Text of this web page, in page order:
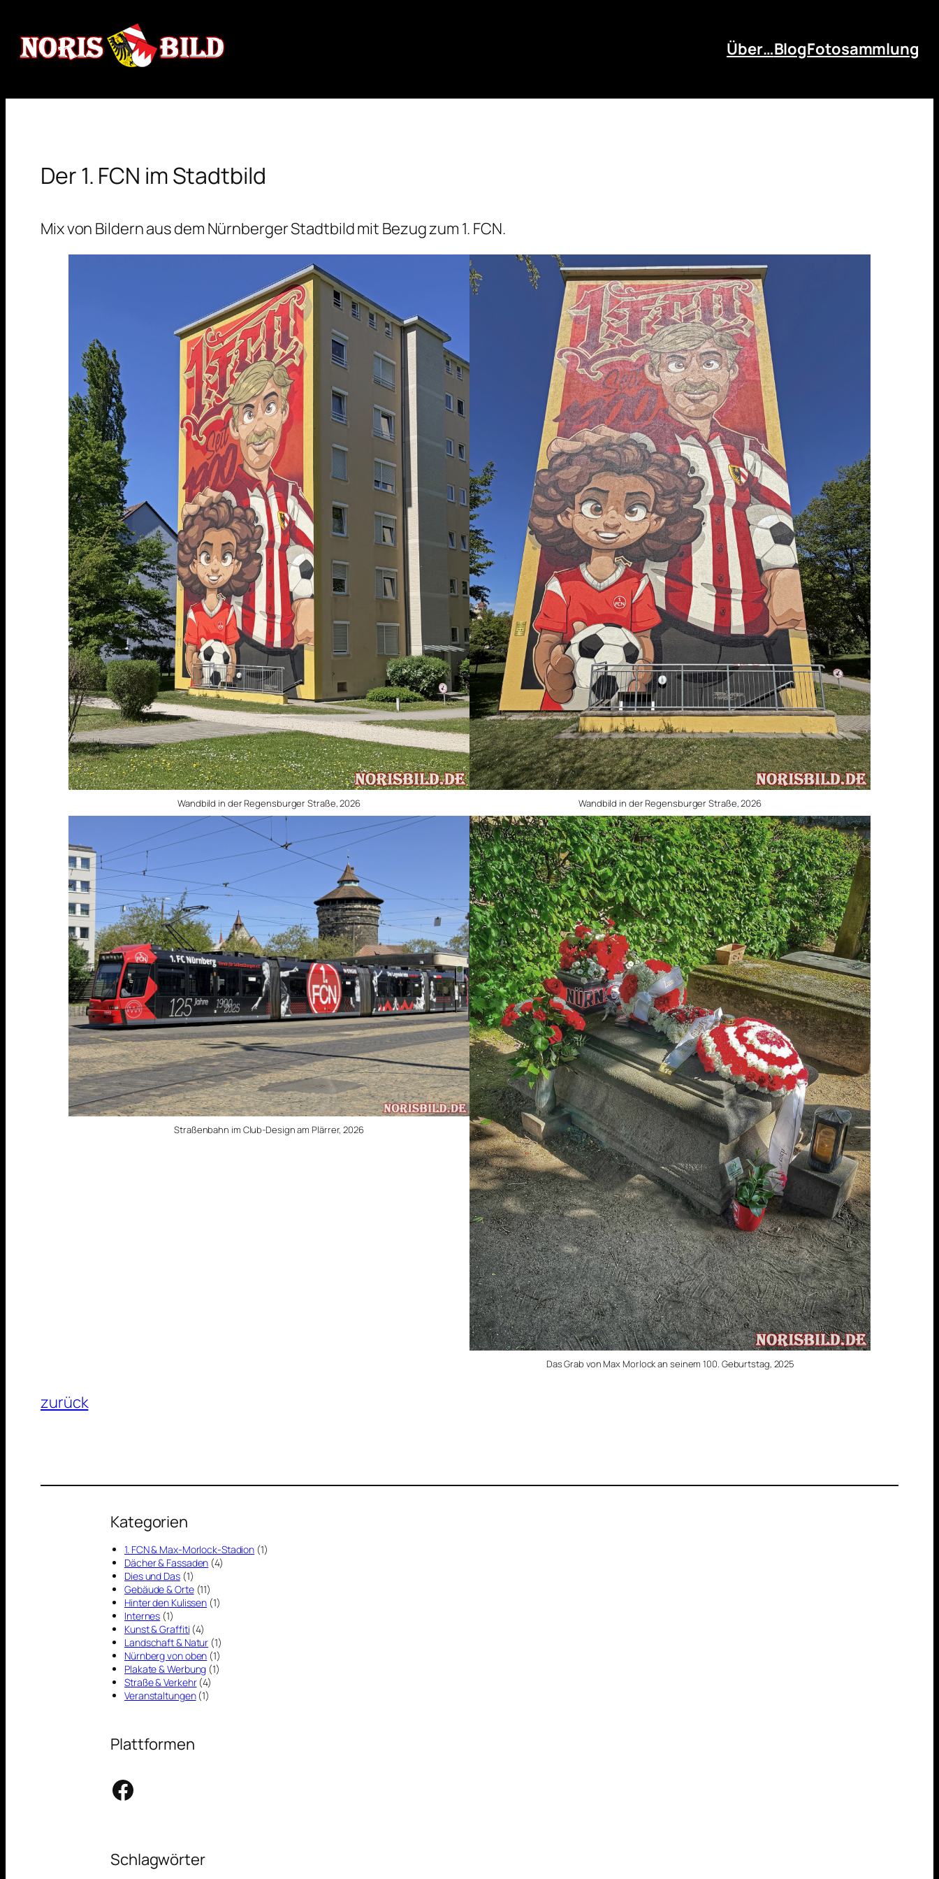
Inhalt
springen
Über…BlogFotosammlung
Der 1. FCN im Stadtbild
Mix von Bildern aus dem Nürnberger Stadtbild mit Bezug zum 1. FCN.
Wandbild in der Regensburger Straße, 2026 Wandbild in der Regensburger Straße, 2026
Straßenbahn im Club-Design am Plärrer, 2026
Das Grab von Max Morlock an seinem 100. Geburtstag, 2025
zurück
Kategorien
1. FCN & Max-Morlock-Stadion (1)
Dächer & Fassaden (4)
Dies und Das(1)
Gebäude & Orte(11)
Hinter den Kulissen (1)
Internes (1)
Kunst & Graffiti (4)
Landschaft & Natur (1)
Nürnberg von oben (1)
Plakate & Werbung (1)
Straße & Verkehr(4)
Veranstaltungen(1)
Plattformen
Facebook
Schlagwörter